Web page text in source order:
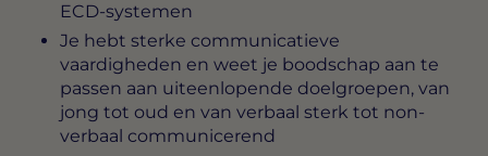
ECD-systemen
Je hebt sterke communicatieve
vaardigheden en weet je boodschap aan te
passen aan uiteenlopende doelgroepen, van
jong tot oud en van verbaal sterk tot non-
verbaal communicerend